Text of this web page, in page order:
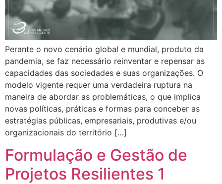
Perante o novo cenário global e mundial, produto da
pandemia, se faz necessário reinventar e repensar as
capacidades das sociedades e suas organizações. O
modelo vigente requer uma verdadeira ruptura na
maneira de abordar as problemáticas, o que implica
novas políticas, práticas e formas para conceber as
estratégias públicas, empresariais, produtivas e/ou
organizacionais do território […]
Formulação e Gestão de
Projetos Resilientes 1